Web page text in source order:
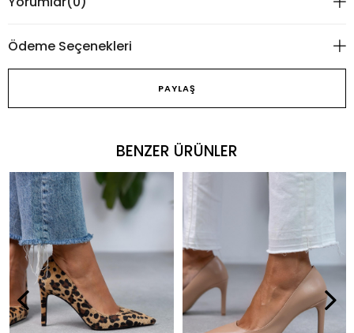
Ödeme Seçenekleri
PAYLAŞ
BENZER ÜRÜNLER